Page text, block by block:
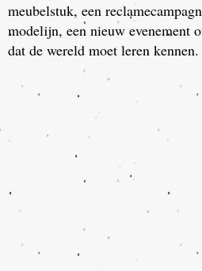
meubelstuk, een
modelijn, een nieuw evenement
dat de wereld moet leren kennen.